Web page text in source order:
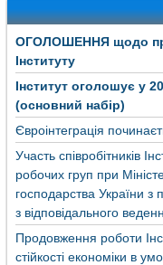
ОГОЛОШЕННЯ щодо
Інституту
Інститут оголошує у
(основний набір)
Євроінтеграція
Участь співробітників
робочих груп при
господарства України
з відповідального
Продовження роботи
стійкості економіки в